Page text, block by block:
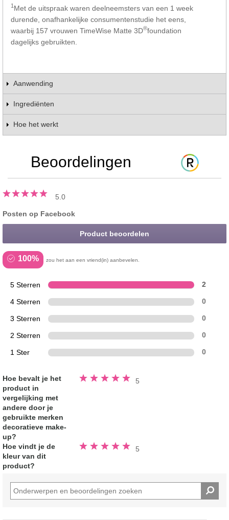
1 Met de uitspraak waren deelneemsters van een 1 week
durende, onafhankelijke consumentenstudie het eens,
waarbij 157 vrouwen TimeWise Matte 3D®foundation
dagelijks gebruikten.
Aanwending
Ingrediënten
Hoe het werkt
Beoordelingen
5.0
Posten op Facebook
Product beoordelen
100% zou het aan een vriend(in) aanbevelen.
5 Sterren 2
4 Sterren 0
3 Sterren 0
2 Sterren 0
1 Ster 0
Hoe bevalt je het
product in
vergelijking met
andere door je
gebruikte merken
decoratieve make-
up?
5
Beoordeeld
5.0
Hoe vindt je de
kleur van dit
product?
5
Beoordeeld
5.0